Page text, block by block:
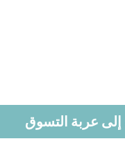
إلى عربة التسوق